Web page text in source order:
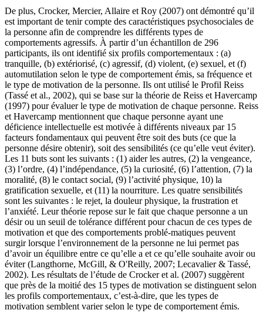
De plus, Crocker, Mercier, Allaire et Roy (2007) ont démontré qu’il
est important de tenir compte des caractéristiques psychosociales de
la personne afin de comprendre les différents types de
comportements agressifs. À partir d’un échantillon de 296
participants, ils ont identifié six profils comportementaux : (a)
tranquille, (b) extériorisé, (c) agressif, (d) violent, (e) sexuel, et (f)
automutilation selon le type de comportement émis, sa fréquence et
le type de motivation de la personne. Ils ont utilisé le Profil Reiss
(Tassé et al., 2002), qui se base sur la théorie de Reiss et Havercamp
(1997) pour évaluer le type de motivation de chaque personne. Reiss
et Havercamp mentionnent que chaque personne ayant une
déficience intellectuelle est motivée à différents niveaux par 15
facteurs fondamentaux qui peuvent être soit des buts (ce que la
personne désire obtenir), soit des sensibilités (ce qu’elle veut éviter).
Les 11 buts sont les suivants : (1) aider les autres, (2) la vengeance,
(3) l’ordre, (4) l’indépendance, (5) la curiosité, (6) l’attention, (7) la
moralité, (8) le contact social, (9) l’activité physique, 10) la
gratification sexuelle, et (11) la nourriture. Les quatre sensibilités
sont les suivantes : le rejet, la douleur physique, la frustration et
l’anxiété. Leur théorie repose sur le fait que chaque personne a un
désir ou un seuil de tolérance différent pour chacun de ces types de
motivation et que des comportements problé-matiques peuvent
surgir lorsque l’environnement de la personne ne lui permet pas
d’avoir un équilibre entre ce qu’elle a et ce qu’elle souhaite avoir ou
éviter (Langthorne, McGill, & O'Reilly, 2007; Lecavalier & Tassé,
2002). Les résultats de l’étude de Crocker et al. (2007) suggèrent
que près de la moitié des 15 types de motivation se distinguent selon
les profils comportementaux, c’est-à-dire, que les types de
motivation semblent varier selon le type de comportement émis.